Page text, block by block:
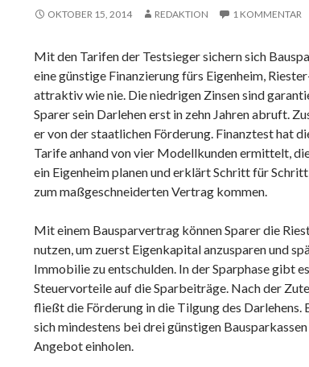
OKTOBER 15, 2014 REDAKTION 1 KOMMENTAR
Mit den Tarifen der Testsieger sichern sich
eine günstige Finanzierung fürs Eigenheim,
attraktiv wie nie. Die niedrigen Zinsen sind
Sparer sein Darlehen erst in zehn Jahren abruft.
er von der staatlichen Förderung. Finanztest hat
Tarife anhand von vier Modellkunden ermittelt,
ein Eigenheim planen und erklärt Schritt für
zum maßgeschneiderten Vertrag kommen.
Mit einem Bausparvertrag können Sparer die
nutzen, um zuerst Eigenkapital anzusparen und
Immobilie zu entschulden. In der Sparphase gibt
Steuervorteile auf die Sparbeiträge. Nach der
fließt die Förderung in die Tilgung des Darlehens.
sich mindestens bei drei günstigen
Angebot einholen.